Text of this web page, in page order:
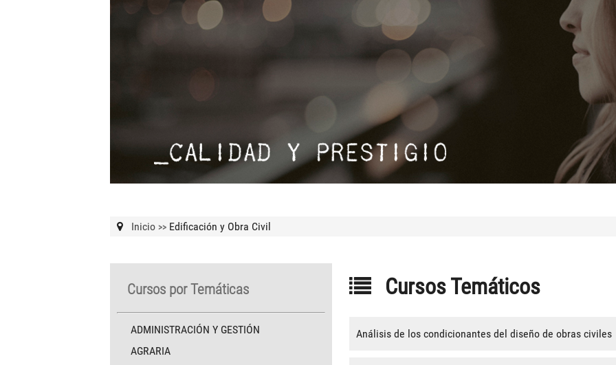
Inicio >> Edificación y Obra Civil
Cursos por Temáticas
ADMINISTRACIÓN Y GESTIÓN
AGRARIA
Cursos Temáticos
Análisis de los condicionantes del diseño de obras civiles